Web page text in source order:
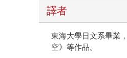
譯者
東海大學日文系畢業
空》等作品。